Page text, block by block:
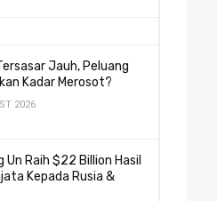
Jauh, Peluang
Kadar Merosot?
2026
Un Raih $22 Billion Hasil
Kepada Rusia &